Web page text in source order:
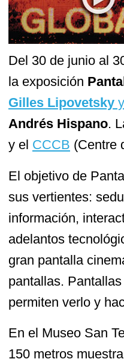
Del 30 de junio al
la exposición
Gilles Lipovetsky y
Andrés Hispano.
y el CCCB (Centre
El objetivo de
sus vertientes:
información,
adelantos
gran pantalla
pantallas.
permiten verlo y
En el Museo San
150 metros